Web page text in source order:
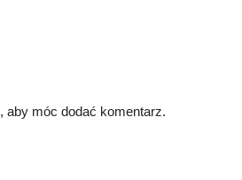
, aby móc dodać komentarz.